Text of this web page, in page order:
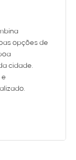
opções de
cidade.
e